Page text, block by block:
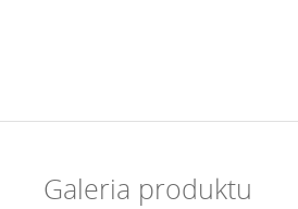
Galeria produktu